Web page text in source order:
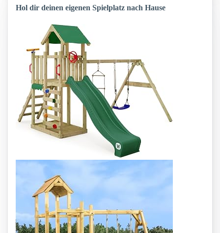
Hol dir deinen eigenen Spielplatz nach Hause